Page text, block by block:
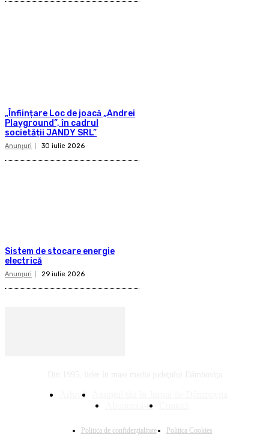
„Înființare Loc de joacă „Andrei
Playground”, în cadrul
societății JANDY SRL”
Anunţuri 30 iulie 2026
Sistem de stocare energie
electrică
Anunţuri 29 iulie 2026
Arhivă
Abonează-te
Politica de confidenţialitate Politica Cookies